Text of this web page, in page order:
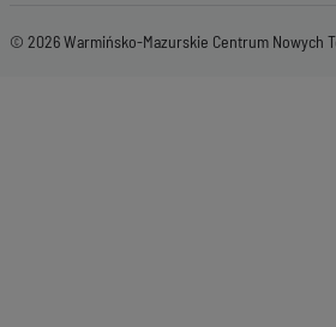
© 2026 Warmińsko-Mazurskie Centrum Nowych